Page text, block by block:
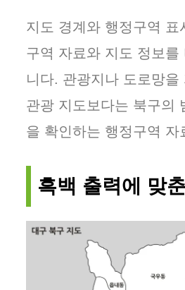
지도 경계와 행정구역 표
구역 자료와 지도 정보를
니다. 관광지나 도로망을
관광 지도보다는 북구의
을 확인하는 행정구역 자
흑백 출력에 맞